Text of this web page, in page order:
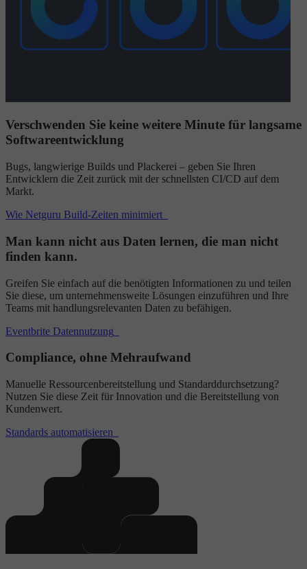
Verschwenden Sie keine weitere Minute für langsame
Softwareentwicklung
Bugs, langwierige Builds und Plackerei – geben Sie Ihren
Entwicklern die Zeit zurück mit der schnellsten CI/CD auf dem
Markt.
Wie Netguru Build-Zeiten minimiert
Man kann nicht aus Daten lernen, die man nicht
finden kann.
Greifen Sie einfach auf die benötigten Informationen zu und teilen
Sie diese, um unternehmensweite Lösungen einzuführen und Ihre
Teams mit handlungsrelevanten Daten zu befähigen.
Eventbrite Datennutzung
Compliance, ohne Mehraufwand
Manuelle Ressourcenbereitstellung und Standarddurchsetzung?
Nutzen Sie diese Zeit für Innovation und die Bereitstellung von
Kundenwert.
Standards automatisieren